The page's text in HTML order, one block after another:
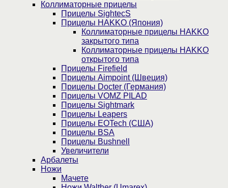
Коллиматорные прицелы
Прицелы SightecS
Прицелы HAKKO (Япония)
Коллиматорные прицелы HAKKO
закрытого типа
Коллиматорные прицелы HAKKO
открытого типа
Прицелы Firefield
Прицелы Aimpoint (Швеция)
Прицелы Docter (Германия)
Прицелы VOMZ PILAD
Прицелы Sightmark
Прицелы Leapers
Прицелы EOTech (США)
Прицелы BSA
Прицелы Bushnell
Увеличители
Арбалеты
Ножи
Мачете